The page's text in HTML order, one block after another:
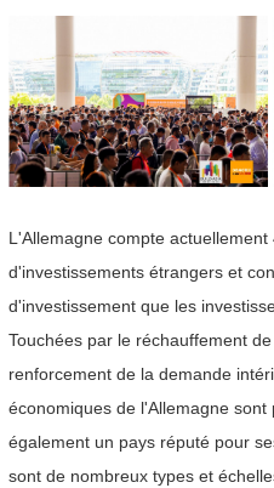
L'Allemagne compte
d'investissements étrangers et
d'investissement que les
Touchées par le réchauffement
renforcement de la demande
économiques de l'Allemagne
également un pays réputé pour
sont de nombreux types et